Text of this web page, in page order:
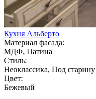
Кухня Альберто
Материал фасада:
МДФ, Патина
Стиль:
Неоклассика, Под старину
Цвет:
Бежевый